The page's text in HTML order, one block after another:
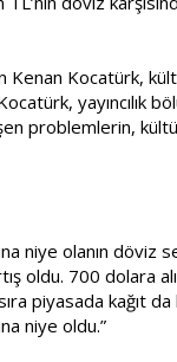
Kenan Kocatürk,
yayıncılık
problemlerin,
niye olanın döviz
oldu. 700 dolara
piyasada kağıt da
niye oldu.”